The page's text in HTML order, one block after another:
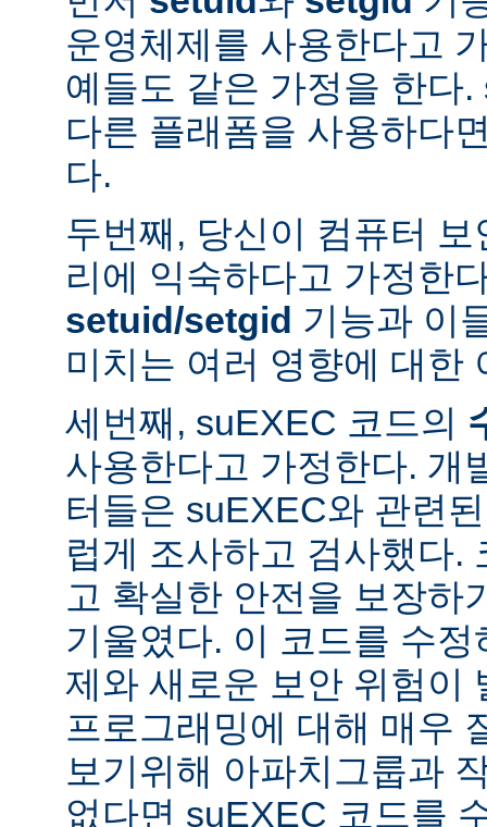
운영체제를 사용한다고
예들도 같은 가정을 한다
다른 플래폼을 사용하다
다.
두번째, 당신이 컴퓨터
리에 익숙하다고 가정한
setuid/setgid 기능과 이
미치는 여러 영향에 대한
세번째, suEXEC 코드의
사용한다고 가정한다. 개
터들은 suEXEC와 관련
럽게 조사하고 검사했다.
고 확실한 안전을 보장하
기울였다. 이 코드를 수
제와 새로운 보안 위험이
프로그래밍에 대해 매우
보기위해 아파치그룹과
없다면 suEXEC 코드를